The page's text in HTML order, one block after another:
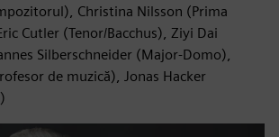
Christina Nilsson (Prima
Cutler (Tenor/Bacchus), Ziyi Dai
Silberschneider (Major-Domo),
de muzică), Jonas Hacker